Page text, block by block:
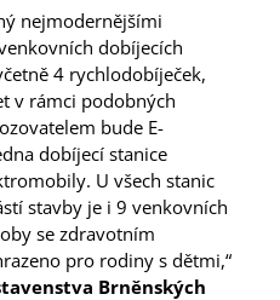
nejmodernějšími
dobíjecích
4 rychlodobíječek,
v rámci podobných
bude E-
dobíjecí stanice
U všech stanic
stavby je i 9 venkovních
se zdravotním
pro rodiny s dětmi,“
Brněnských